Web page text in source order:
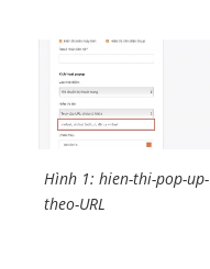
Hình 1: hien-thi-pop-up-
theo-URL